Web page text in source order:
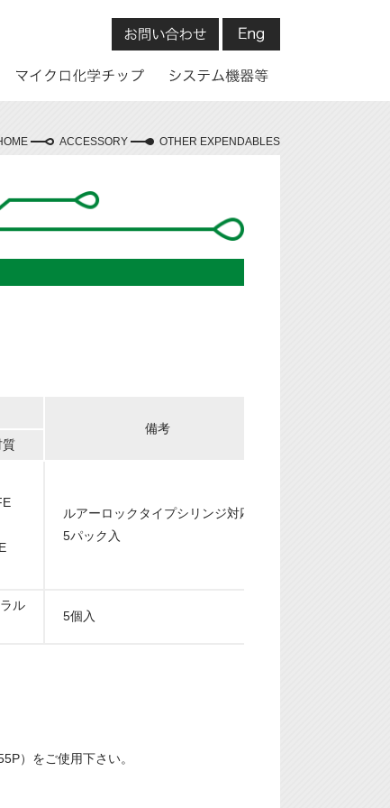
ACCESSORY OTHER EXPENDABLES
備考
質
ルアーロックタイプシリンジ対応
5パック入
ル
5個入
）をご使用下さい。